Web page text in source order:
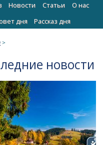
Новости Статьи
О нас
дня Рассказ дня
>
новости